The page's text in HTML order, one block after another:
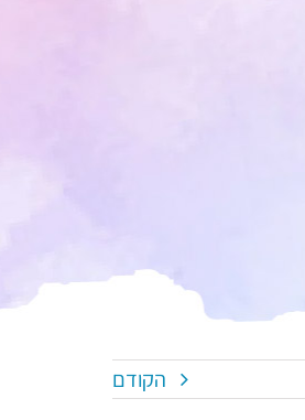
הקודם